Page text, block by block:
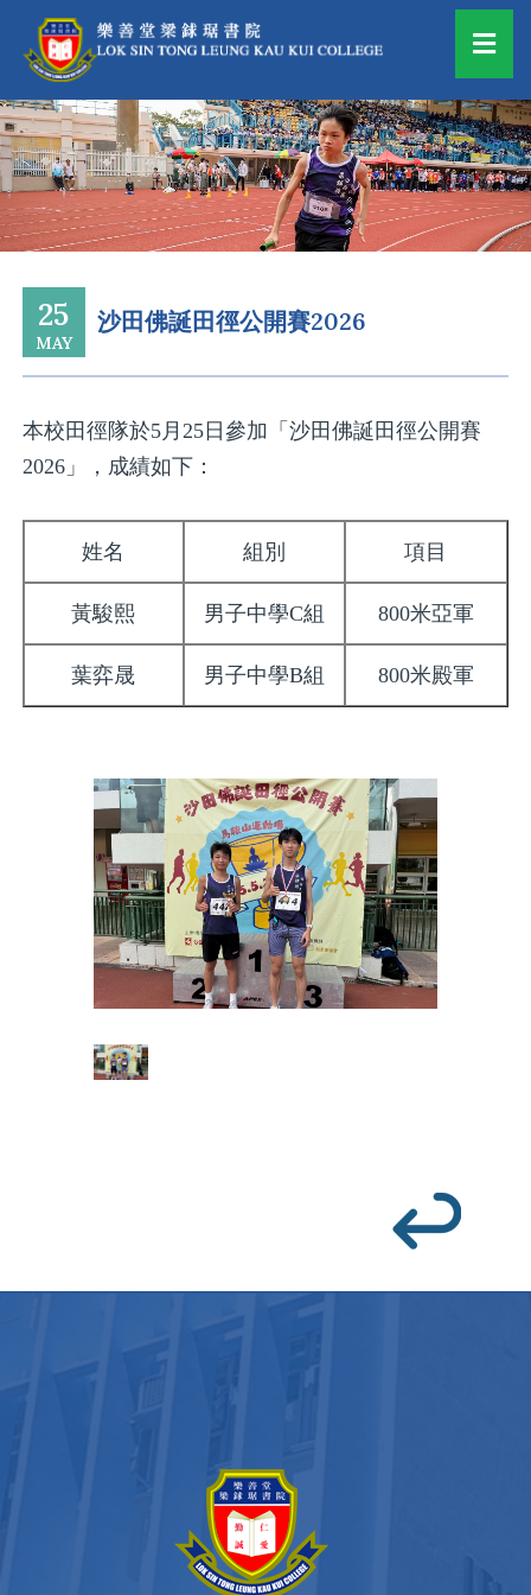
25
MAY
沙田佛誕田徑公開賽2026
本校田徑隊於5月25日參加「沙田佛誕田徑公開賽
2026」，成績如下：
姓名 組別 項目
黃駿熙 男子中學C組 800米亞軍
葉弈晟 男子中學B組 800米殿軍